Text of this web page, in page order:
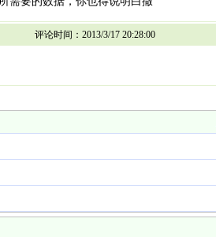
评论时间：2013/3/17 20:28:00